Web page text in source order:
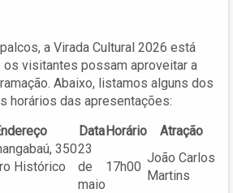
a Virada Cultural 2026 está
os visitantes possam aproveitar a
Abaixo, listamos alguns dos
horários das apresentações:
DataHorário
Atração
350
Histórico
23
de
maio
17h00
João Carlos
Martins